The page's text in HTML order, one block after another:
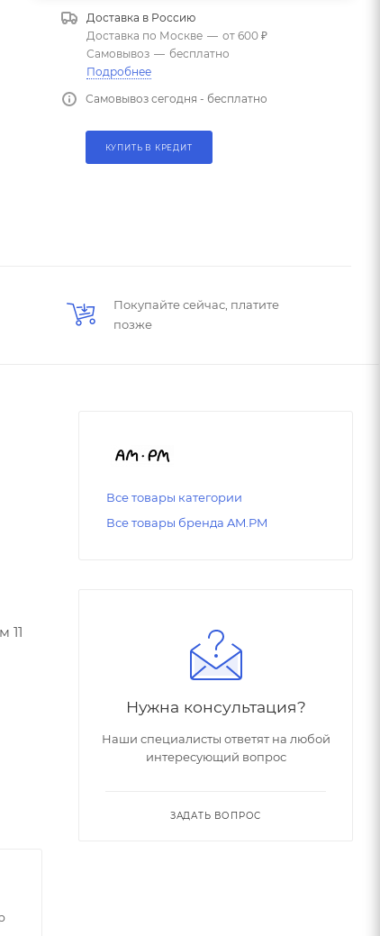
Доставка в Россию
Доставка по Москве — от 600 ₽
Самовывоз — бесплатно
Подробнее
Самовывоз сегодня - бесплатно
КУПИТЬ В КРЕДИТ
Покупайте сейчас, платите
позже
11
Все товары категории
Все товары бренда AM.PM
Нужна консультация?
Наши специалисты ответят на любой
интересующий вопрос
ЗАДАТЬ ВОПРОС